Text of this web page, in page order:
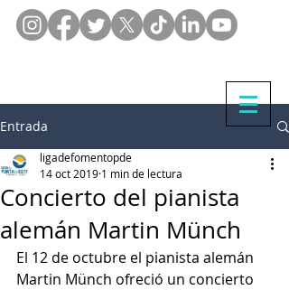
Entrada
Concierto del pianista
alemán Martin Münch
ligadefomentopde
14 oct 2019 1 min de lectura
El 12 de octubre el pianista alemán
Martin Münch ofreció un concierto